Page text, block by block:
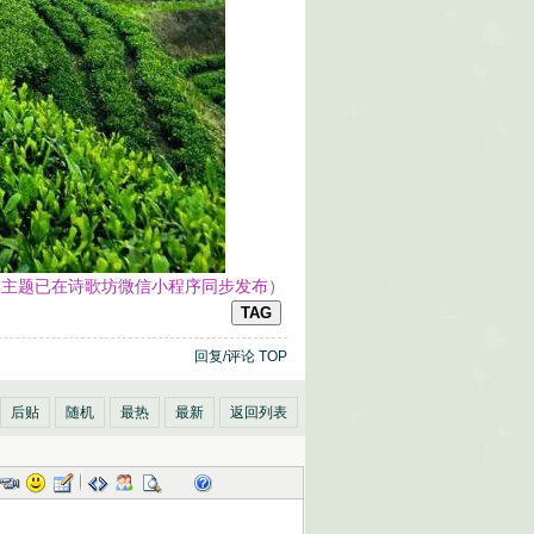
题已在诗歌坊微信小程序同步发布）
TAG
回复/评论 TOP
后贴 随机 最热 最新 返回列表